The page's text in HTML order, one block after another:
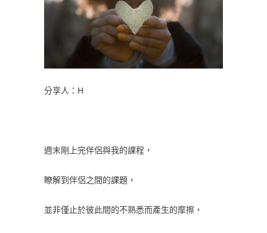
分享人：H
週末剛上完伴侶與我的課程，
瞭解到伴侶之間的課題，
並非僅止於彼此間的不熟悉而產生的摩擦，